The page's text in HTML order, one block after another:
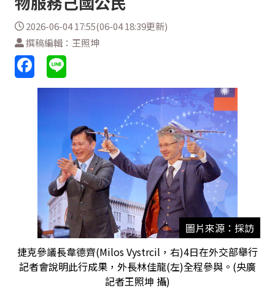
2026-06-04 17:55(06-04 18:39更新)
撰稿編輯：王照坤
圖片來源：採訪
捷克參議長韋德齊(Milos Vystrcil，右)4日在外交部舉行
記者會說明此行成果，外長林佳龍(左)全程參與。(央廣
記者王照坤 攝)